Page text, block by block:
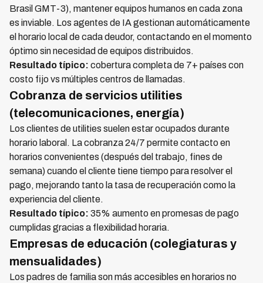
Brasil GMT-3), mantener equipos humanos en cada zona
es inviable. Los agentes de IA gestionan automáticamente
el horario local de cada deudor, contactando en el momento
óptimo sin necesidad de equipos distribuidos.
Resultado típico: cobertura completa de 7+ países con
costo fijo vs múltiples centros de llamadas.
Cobranza de servicios utilities
(telecomunicaciones, energía)
Los clientes de utilities suelen estar ocupados durante
horario laboral. La cobranza 24/7 permite contacto en
horarios convenientes (después del trabajo, fines de
semana) cuando el cliente tiene tiempo para resolver el
pago, mejorando tanto la tasa de recuperación como la
experiencia del cliente.
Resultado típico: 35% aumento en promesas de pago
cumplidas gracias a flexibilidad horaria.
Empresas de educación (colegiaturas y
mensualidades)
Los padres de familia son más accesibles en horarios no